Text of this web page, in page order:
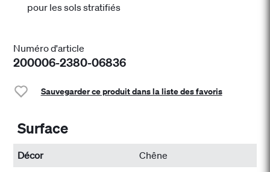
pour les sols stratifiés
Numéro d'article
200006-2380-06836
Sauvegarder ce produit dans la liste des favoris
Surface
Décor
Chêne